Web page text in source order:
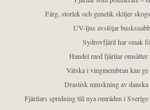
Färg, storlek och genetik skiljer
UV-ljus avslöjar
Sydrovfjäril har smak
Handel med fjärilar
Vätska i vingmembran kan
Drastisk minskning av danska
Fjärilars spridning till nya områden i